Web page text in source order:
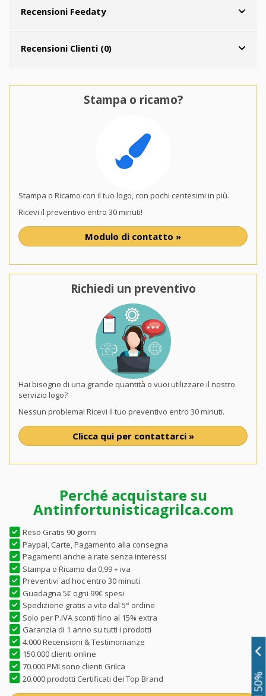
Recensioni Feedaty
Recensioni Clienti (0)
Stampa o ricamo?
Stampa o Ricamo con il tuo logo, con pochi centesimi in più.
Ricevi il preventivo entro 30 minuti!
Modulo di contatto »
Richiedi un preventivo
Hai bisogno di una grande quantità o vuoi utilizzare il nostro
servizio logo?
Nessun problema! Ricevi il tuo preventivo entro 30 minuti.
Clicca qui per contattarci »
Perché acquistare su
Antinfortunisticagrilca.com
Reso Gratis 90 giorni
Paypal, Carte, Pagamento alla consegna
Pagamenti anche a rate senza interessi
Stampa o Ricamo da 0,99 + iva
Preventivi ad hoc entro 30 minuti
Guadagna 5€ ogni 99€ spesi
Spedizione gratis a vita dal 5° ordine
Solo per P.IVA sconti fino al 15% extra
Garanzia di 1 anno su tutti i prodotti
4.000 Recensioni & Testimonianze
150.000 clienti online
70.000 PMI sono clienti Grilca
20.000 prodotti Certificati dei Top Brand